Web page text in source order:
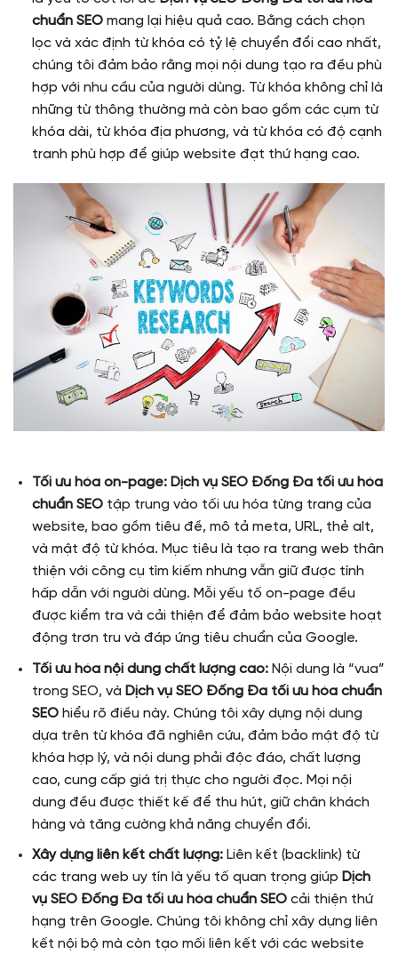
chuẩn SEOmang lại hiệu quả cao. Bằng cách chọn
lọc và xác định từ khóa có tỷ lệ chuyển đổi cao nhất,
chúng tôi đảm bảo rằng mọi nội dung tạo ra đều phù
hợp với nhu cầu của người dùng. Từ khóa không chỉ là
những từ thông thường mà còn bao gồm các cụm từ
khóa dài, từ khóa địa phương, và từ khóa có độ cạnh
tranh phù hợp để giúp website đạt thứ hạng cao.
Tối ưu hóa on-page: Dịch vụ SEO Đống Đa tối ưu hóa
chuẩn SEOtập trung vào tối ưu hóa từng trang của
website, bao gồm tiêu đề, mô tả meta, URL, thẻ alt,
và mật độ từ khóa. Mục tiêu là tạo ra trang web thân
thiện với công cụ tìm kiếm nhưng vẫn giữ được tính
hấp dẫn với người dùng. Mỗi yếu tố on-page đều
được kiểm tra và cải thiện để đảm bảo website hoạt
động trơn tru và đáp ứng tiêu chuẩn của Google.
Tối ưu hóa nội dung chất lượng cao:Nội dung là “vua”
trong SEO, và Dịch vụ SEO Đống Đa tối ưu hóa chuẩn
SEOhiểu rõ điều này. Chúng tôi xây dựng nội dung
dựa trên từ khóa đã nghiên cứu, đảm bảo mật độ từ
khóa hợp lý, và nội dung phải độc đáo, chất lượng
cao, cung cấp giá trị thực cho người đọc. Mọi nội
dung đều được thiết kế để thu hút, giữ chân khách
hàng và tăng cường khả năng chuyển đổi.
Xây dựng liên kết chất lượng:Liên kết (backlink) từ
các trang web uy tín là yếu tố quan trọng giúp Dịch
vụ SEO Đống Đa tối ưu hóa chuẩn SEOcải thiện thứ
hạng trên Google. Chúng tôi không chỉ xây dựng liên
kết nội bộ mà còn tạo mối liên kết với các website